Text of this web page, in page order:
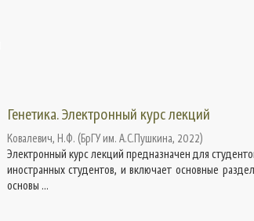
Генетика. Электронный курс лекций
Ковалевич, Н.Ф. (БрГУ им. А.С.Пушкина, 2022)
Электронный курс лекций предназначен для
иностранных студентов, и включает основные
основы ...